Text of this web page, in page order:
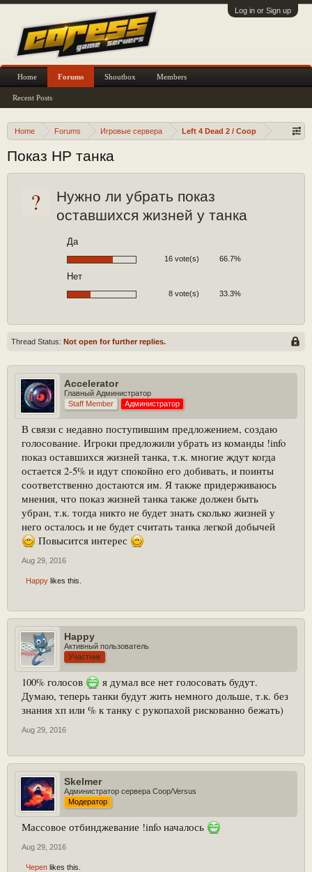
Log in or Sign up
Home Forums Игровые сервера Left 4 Dead 2 / Coop
Показ HP танка
?
Нужно ли убрать показ
оставшихся жизней у танка
Да
16 vote(s) 66.7%
Нет
8 vote(s) 33.3%
Thread Status: Not open for further replies.
Accelerator
Главный Администратор
Staff Member
Администратор
В связи с недавно поступившим предложением, создаю
голосование. Игроки предложили убрать из команды !info
показ оставшихся жизней танка, т.к. многие ждут когда
остается 2-5% и идут спокойно его добивать, и поинты
соответственно достаются им. Я также придерживаюсь
мнения, что показ жизней танка также должен быть
убран, т.к. тогда никто не будет знать сколько жизней у
него осталось и не будет считать танка легкой добычей
Повысится интерес
Aug 29, 2016
Happy likes this.
Happy
Активный пользователь
Участник
100% голосов
я думал все нет голосовать будут.
Думаю, теперь танки будут жить немного дольше, т.к. без
знания хп или % к танку с рукопахой рискованно бежать)
Aug 29, 2016
Skelmer
Администратор сервера Coop/Versus
Модератор
Массовое отбинджевание !info началось
Aug 29, 2016
Череп likes this.
Home Forums
Recent Posts
Shoutbox Members